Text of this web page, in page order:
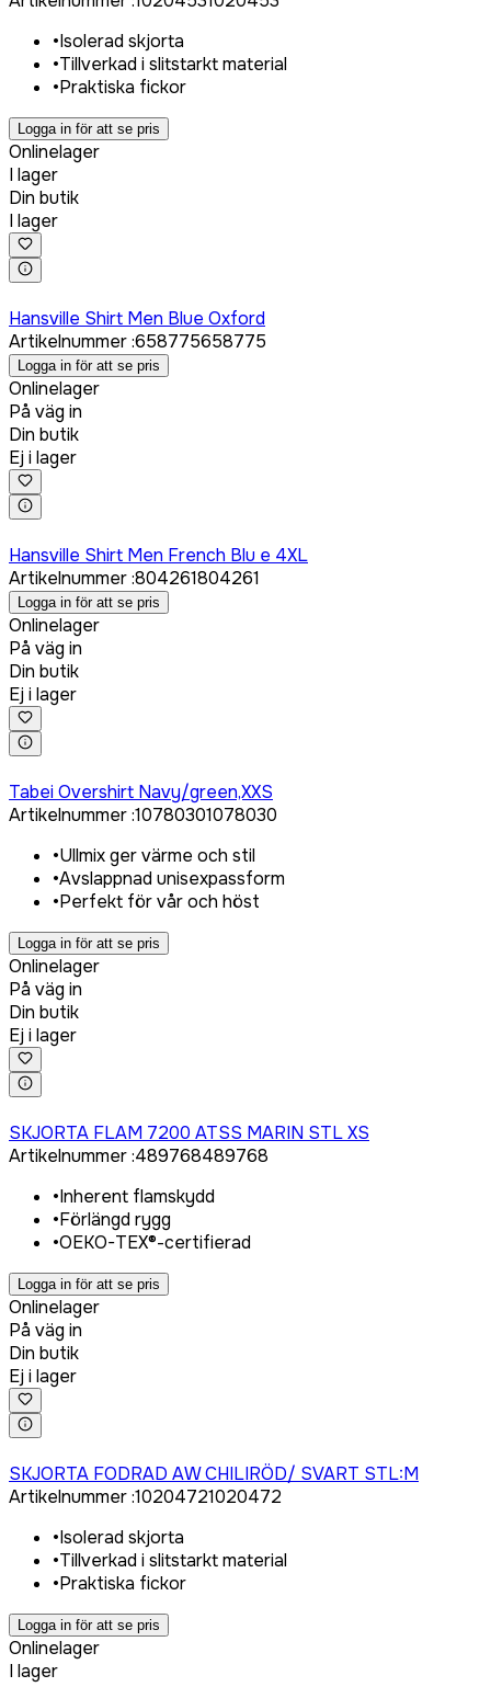
•Isolerad skjorta
•Tillverkad i slitstarkt material
•Praktiska fickor
Logga in för att se pris
Onlinelager
I lager
Din butik
I lager
Hansville Shirt Men Blue Oxford
Artikelnummer:658775658775
Logga in för att se pris
Onlinelager
På väg in
Din butik
Ej i lager
Hansville Shirt Men French Blu e 4XL
Artikelnummer:804261804261
Logga in för att se pris
Onlinelager
På väg in
Din butik
Ej i lager
Tabei Overshirt Navy/green,XXS
Artikelnummer:10780301078030
•Ullmix ger värme och stil
•Avslappnad unisexpassform
•Perfekt för vår och höst
Logga in för att se pris
Onlinelager
På väg in
Din butik
Ej i lager
SKJORTA FLAM 7200 ATSS MARIN STL XS
Artikelnummer:489768489768
•Inherent flamskydd
•Förlängd rygg
•OEKO-TEX®-certifierad
Logga in för att se pris
Onlinelager
På väg in
Din butik
Ej i lager
SKJORTA FODRAD AW CHILIRÖD/ SVART STL:M
Artikelnummer:10204721020472
•Isolerad skjorta
•Tillverkad i slitstarkt material
•Praktiska fickor
Logga in för att se pris
Onlinelager
I lager